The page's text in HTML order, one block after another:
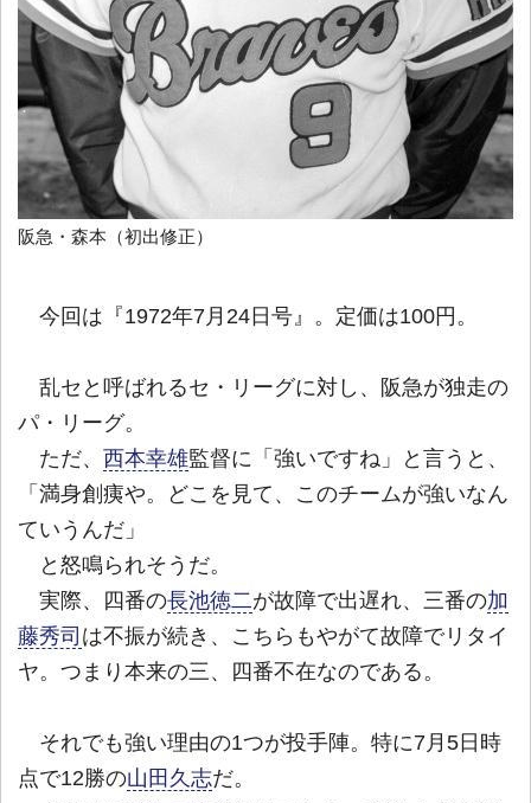
阪急・森本（初出修正）
今回は『1972年7月24日号』。定価は100円。
乱セと呼ばれるセ・リーグに対し、阪急が独走の
パ・リーグ。
ただ、 西本幸雄監督に「強いですね」と言うと、
「満身創痍や。どこを見て、このチームが強いなん
ていうんだ」
と怒鳴られそうだ。
実際、四番の長池徳二が故障で出遅れ、三番の加
藤秀司 は不振が続き、こちらもやがて故障でリタイ
ヤ。つまり本来の三、四番不在なのである。
それでも強い理由の1つが投手陣。特に7月5日時
点で12勝の山田久志だ。